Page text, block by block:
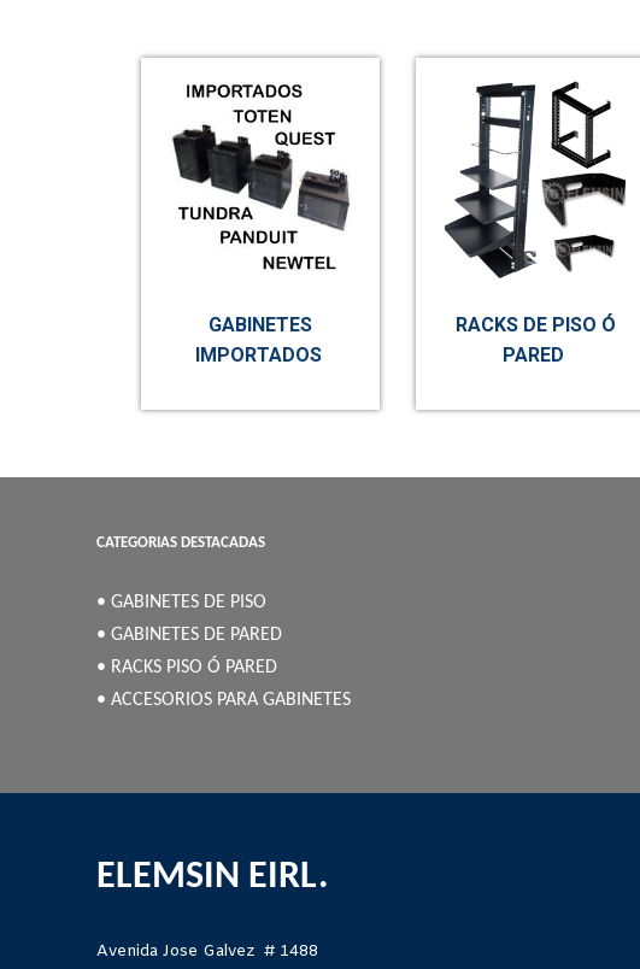
GABINETES
IMPORTADOS
RACKS DE PISO Ó
PARED
CATEGORIAS DESTACADAS
• GABINETES DE PISO
• GABINETES DE PARED
• RACKS PISO Ó PARED
• ACCESORIOS PARA GABINETES
ELEMSIN EIRL.
Avenida Jose Galvez # 1488